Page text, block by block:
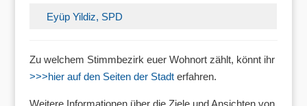
Eyüp Yildiz, SPD
Zu welchem Stimmbezirk euer Wohnort zählt, könnt ihr
>>>hier auf den Seiten der Stadt erfahren.
Weitere Informationen über die Ziele und Ansichten von